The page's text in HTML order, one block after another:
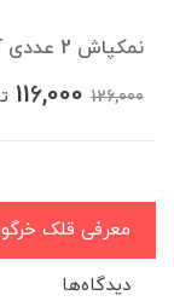
نمکپاش 2 عددی آشا زیباسازان
126,000
116,000
معرفی قلک
دیدگاه‌ها